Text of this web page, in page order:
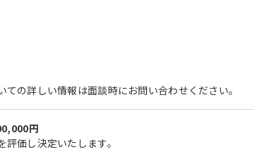
の詳しい情報は面談時にお問い合わせください。
円
価し決定いたします。